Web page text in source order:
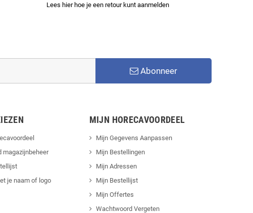
Lees hier hoe je een retour kunt aanmelden
Abonneer
magazijnbeheer
je naam of logo
MIJN HORECAVOORDEEL
Mijn Gegevens Aanpassen
Mijn Bestellingen
Mijn Adressen
Mijn Bestellijst
Mijn Offertes
Wachtwoord Vergeten